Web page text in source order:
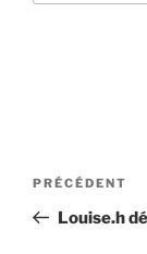
Navigation
l’article
Article
précédent
PRÉCÉDENT
Louise.h